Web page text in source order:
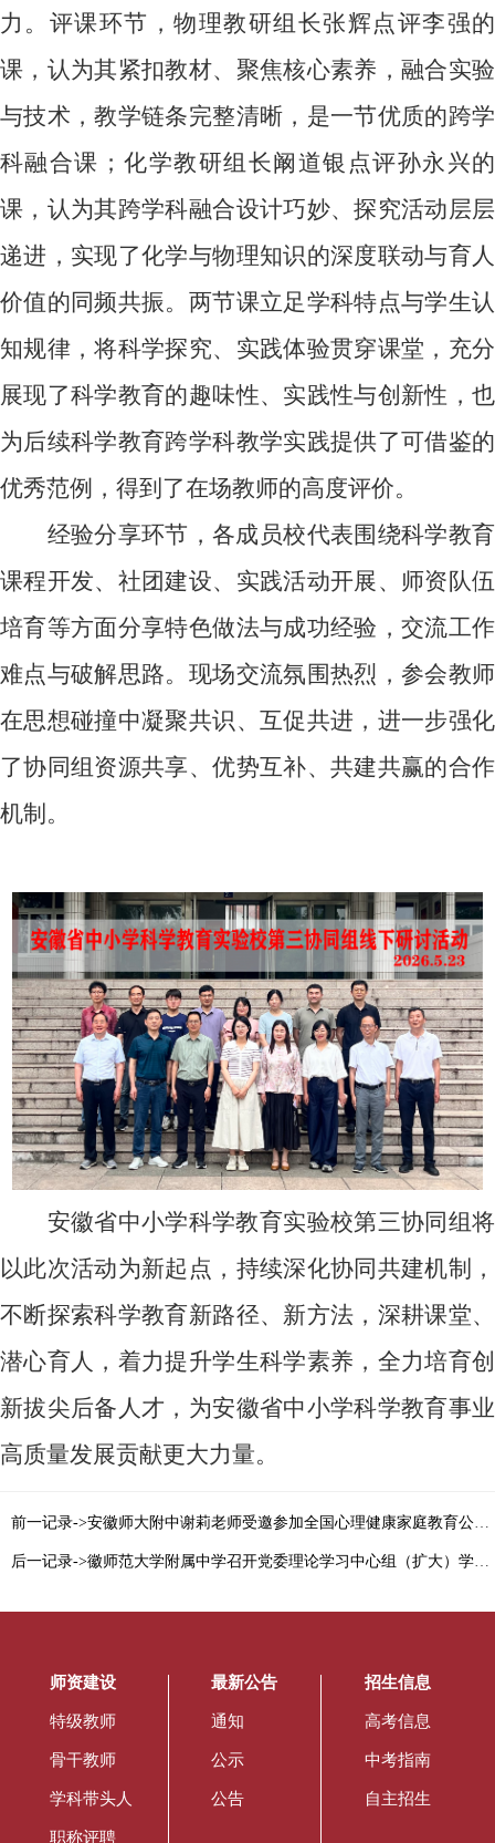
力。评课环节，物理教研组长张辉点评李强的
课，认为其紧扣教材、聚焦核心素养，融合实验
与技术，教学链条完整清晰，是一节优质的跨学
科融合课；化学教研组长阚道银点评孙永兴的
课，认为其跨学科融合设计巧妙、探究活动层层
递进，实现了化学与物理知识的深度联动与育人
价值的同频共振。两节课立足学科特点与学生认
知规律，将科学探究、实践体验贯穿课堂，充分
展现了科学教育的趣味性、实践性与创新性，也
为后续科学教育跨学科教学实践提供了可借鉴的
优秀范例，得到了在场教师的高度评价。
经验分享环节，各成员校代表围绕科学教育
课程开发、社团建设、实践活动开展、师资队伍
培育等方面分享特色做法与成功经验，交流工作
难点与破解思路。现场交流氛围热烈，参会教师
在思想碰撞中凝聚共识、互促共进，进一步强化
了协同组资源共享、优势互补、共建共赢的合作
机制。
安徽省中小学科学教育实验校第三协同组将
以此次活动为新起点，持续深化协同共建机制，
不断探索科学教育新路径、新方法，深耕课堂、
潜心育人，着力提升学生科学素养，全力培育创
新拔尖后备人才，为安徽省中小学科学教育事业
高质量发展贡献更大力量。
前一记录->安徽师大附中谢莉老师受邀参加全国心理健康家庭教育公开课 助力家校共育守护学生心灵成长
后一记录->徽师范大学附属中学召开党委理论学习中心组（扩大）学习会暨学习教育专题讨论会
师资建设
特级教师
骨干教师
学科带头人
职称评聘
最新公告
通知
公示
公告
招生信息
高考信息
中考指南
自主招生